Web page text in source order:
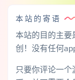
本站的寄语
本站的目的主要
创！没有任何
只要你评论一